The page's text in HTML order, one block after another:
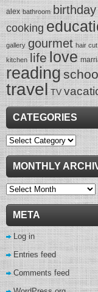
alex bathroom birthday
cooking
gallery gourmet hair cut
kitchen life love
reading
travel TV
CATEGORIES
Categories
MONTHLY
Monthly
Archive
META
Log in
Entries feed
Comments feed